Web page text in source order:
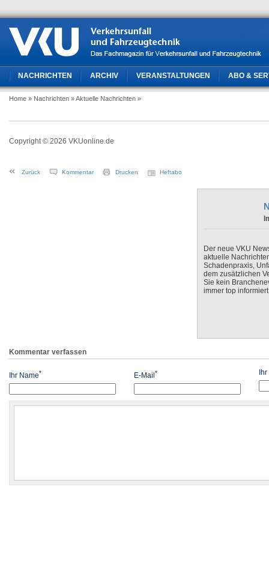
NACHRICHTEN ARCHIV VERANSTALTUNGEN ABO &
Home » Nachrichten » Aktuelle Nachrichten »
Copyright © 2026 VKUonline.de
Zurück Kommentar Drucken Heftabo
Der neue VKU
aktuelle
Schadenpraxis,
dem zusätzlichen
Sie kein
immer top
Kommentar verfassen
Ihr Name* E-Mail *